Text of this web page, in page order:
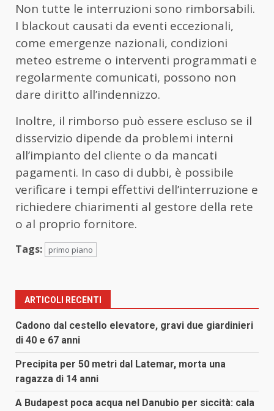
Non tutte le interruzioni sono rimborsabili.
I blackout causati da eventi eccezionali,
come emergenze nazionali, condizioni
meteo estreme o interventi programmati e
regolarmente comunicati, possono non
dare diritto all’indennizzo.
Inoltre, il rimborso può essere escluso se il
disservizio dipende da problemi interni
all’impianto del cliente o da mancati
pagamenti. In caso di dubbi, è possibile
verificare i tempi effettivi dell’interruzione e
richiedere chiarimenti al gestore della rete
o al proprio fornitore.
Tags: primo piano
ARTICOLI RECENTI
Cadono dal cestello elevatore, gravi due giardinieri
di 40 e 67 anni
Precipita per 50 metri dal Latemar, morta una
ragazza di 14 anni
A Budapest poca acqua nel Danubio per siccità: cala